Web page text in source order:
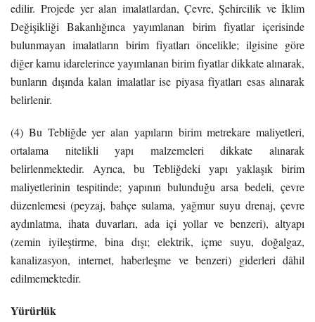
edilir.Projede yer alan imalatlardan, Çevre, Şehircilik ve İklim
Değişikliği Bakanlığınca yayımlanan birim fiyatlar içerisinde
bulunmayan imalatların birim fiyatları öncelikle; ilgisine göre
diğer kamu idarelerince yayımlanan birim fiyatlar dikkate alınarak,
bunların dışında kalan imalatlar ise piyasa fiyatları esas alınarak
belirlenir.
(4) Bu Tebliğde yer alan yapıların birim metrekare maliyetleri,
ortalama nitelikli yapı malzemeleri dikkate alınarak
belirlenmektedir. Ayrıca, bu Tebliğdeki yapı yaklaşık birim
maliyetlerinin tespitinde; yapının bulunduğu arsa bedeli, çevre
düzenlemesi (peyzaj, bahçe sulama, yağmur suyu drenaj, çevre
aydınlatma, ihata duvarları, ada içi yollar ve benzeri), altyapı
(zemin iyileştirme, bina dışı; elektrik, içme suyu, doğalgaz,
kanalizasyon, internet, haberleşme ve benzeri) giderleri dâhil
edilmemektedir.
Yürürlük